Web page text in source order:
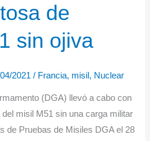
de
sin ojiva
2021/ Francia, misil, Nuclear
(DGA) llevó a cabo con
misil M51 sin una carga militar
de Pruebas de Misiles DGA el 28